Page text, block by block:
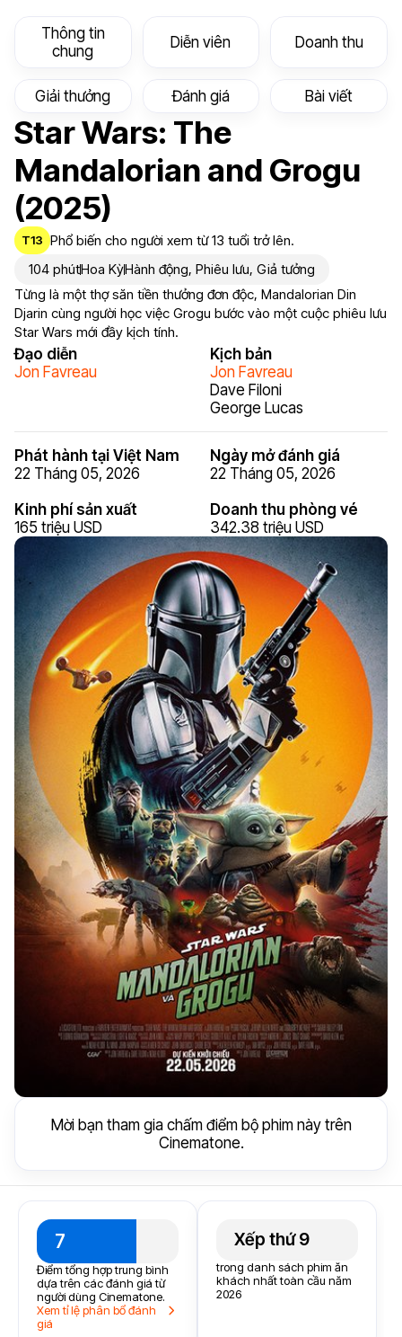
Thông tin
chung
Diễn viên Doanh thu
Giải thưởng Đánh giá Bài viết
Star Wars: The
Mandalorian and Grogu
(2025)
T13 Phổ biến cho người xem từ 13 tuổi trở lên.
104 phútHoa KỳHành động, Phiêu lưu, Giả tưởng
Từng là một thợ săn tiền thưởng đơn độc, Mandalorian Din
Djarin cùng người học việc Grogu bước vào một cuộc phiêu lưu
Star Wars mới đầy kịch tính.
Đạo diễn
Jon Favreau
Kịch bản
Jon Favreau
Dave Filoni
George Lucas
Phát hành tại Việt Nam
22 Tháng 05, 2026
Ngày mở đánh giá
22 Tháng 05, 2026
Kinh phí sản xuất
165 triệu USD
Doanh thu phòng vé
342.38 triệu USD
Mời bạn tham gia chấm điểm bộ phim này trên
Cinematone.
7
Điểm tổng hợp trung bình
dựa trên các đánh giá từ
người dùng Cinematone.
Xem tỉ lệ phân bổ đánh
giá
Xếp thứ 9
trong danh sách phim ăn
khách nhất toàn cầu năm
2026